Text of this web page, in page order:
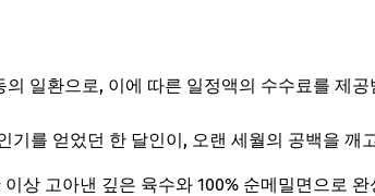
일환으로, 이에 따른 일정액의 수수료를 제공
기를 얻었던 한 달인이, 오랜 세월의 공백을 깨
상 고아낸 깊은 육수와 100% 순메밀면으로